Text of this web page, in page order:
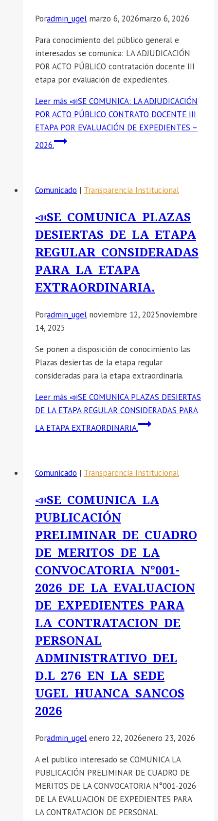
Poradmin_ugel marzo 6, 2026marzo 6, 2026
Para conocimiento del público general e
interesados se comunica: LA ADJUDICACIÓN
POR ACTO PÚBLICO contratación docente III
etapa por evaluación de expedientes.
Leer más 📣SE COMUNICA: LA ADJUDICACIÓN
POR ACTO PÚBLICO CONTRATO DOCENTE III
ETAPA POR EVALUACIÓN DE EXPEDIENTES –
2026.
Comunicado | Transparencia Institucional
📣SE COMUNICA PLAZAS
DESIERTAS DE LA ETAPA
REGULAR CONSIDERADAS
PARA LA ETAPA
EXTRAORDINARIA.
Poradmin_ugel noviembre 12, 2025noviembre
14, 2025
Se ponen a disposición de conocimiento las
Plazas desiertas de la etapa regular
consideradas para la etapa extraordinaria.
Leer más 📣SE COMUNICA PLAZAS DESIERTAS
DE LA ETAPA REGULAR CONSIDERADAS PARA
LA ETAPA EXTRAORDINARIA.
Comunicado | Transparencia Institucional
📣SE COMUNICA LA
PUBLICACIÓN
PRELIMINAR DE CUADRO
DE MERITOS DE LA
CONVOCATORIA N°001-
2026 DE LA EVALUACION
DE EXPEDIENTES PARA
LA CONTRATACION DE
PERSONAL
ADMINISTRATIVO DEL
D.L 276 EN LA SEDE
UGEL HUANCA SANCOS
2026
Poradmin_ugel enero 22, 2026enero 23, 2026
A el publico interesado se COMUNICA LA
PUBLICACIÓN PRELIMINAR DE CUADRO DE
MERITOS DE LA CONVOCATORIA N°001-2026
DE LA EVALUACION DE EXPEDIENTES PARA
LA CONTRATACION DE PERSONAL